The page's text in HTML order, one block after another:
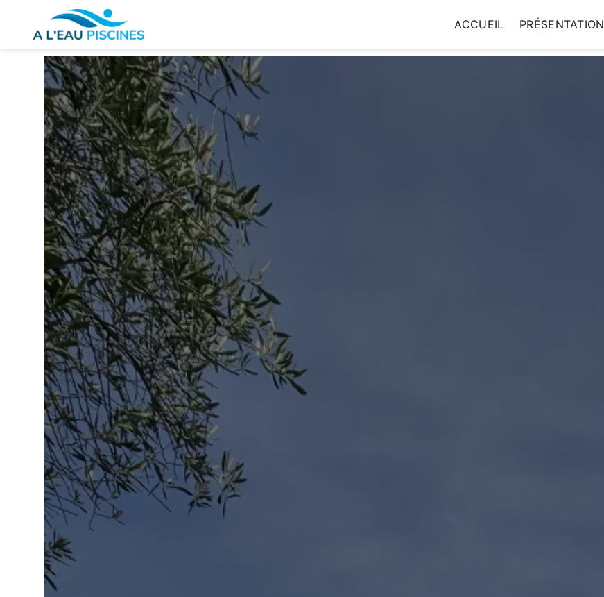
ACCUEIL PRÉSENTATION
Panneau de gestion des cookies